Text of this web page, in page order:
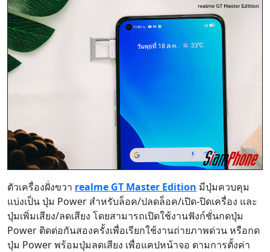
ตัวเครื่องฝั่งขวา realme GT Master Edition มีปุ่มควบคุม
แบ่งเป็น ปุ่ม Power สำหรับล็อค/ปลดล็อค/เปิด-ปิดเครื่อง และ
ปุ่มเพิ่มเสียง/ลดเสียง โดยสามารถเปิดใช้งานฟังก์ชั่นกดปุ่ม
Power ติดต่อกันสองครั้งเพื่อเรียกใช้งานถ่ายภาพด่วน หรือกด
ปุ่ม Power พร้อมปุ่มลดเสียง เพื่อแคปหน้าจอ ตามการตั้งค่า